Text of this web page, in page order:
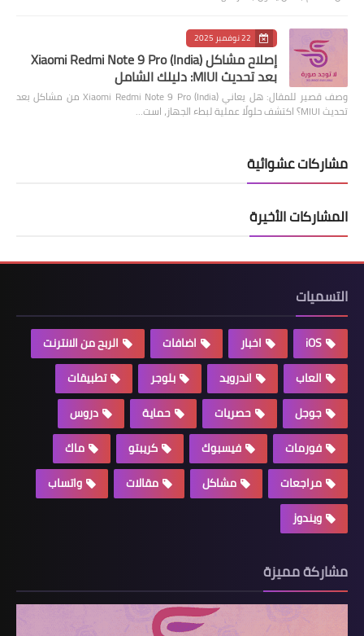
22 نوفمبر 2025
إصلاح مشاكل Xiaomi Redmi Note 9 Pro (India)
بعد تحديث MIUI: دليلك الشامل
وصف قصير للمقال: هل يعاني Xiaomi Redmi Note 9 Pro (India) من مشاكل بعد
تحديث MIUI؟ اكتشف حلولًا عملية لبطء الجهاز، است…
مشاركات عشوائية
المشاركات الأخيرة
التسميات
iOS اخبار اضافات
الربح من الانترنت
العاب
اندرويد بلوجر
تطبيقات
جوجل
حصريات حماية
دروس
فورمات
فيسبوك كريبتو
ماك
مراجعات
مشاكل مقالات
واتساب
ويندوز
مشاركة مميزة